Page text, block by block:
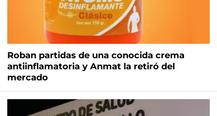
Roban partidas de una conocida crema
antiinflamatoria y Anmat la retiró del
mercado